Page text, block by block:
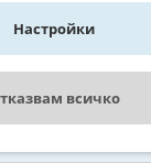
Ltd, Всички
- пиши ни
Настройки
всичко